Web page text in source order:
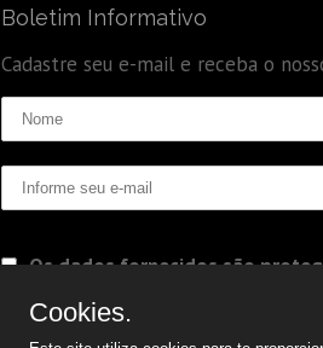
Boletim Informativo
Cadastre seu e-mail e receba o
Os dados fornecidos são
Cookies.